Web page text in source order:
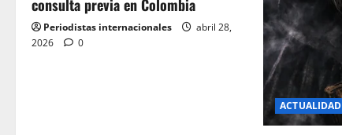
i
o
consulta previa en Colombia
Periodistas internacionales
abril 28,
2026
0
ACTUALIDAD